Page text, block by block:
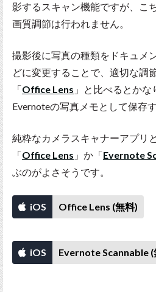
影するスキャン機能ですが、こ
画質調節は行われません。
撮影後に写真の種類をドキュメ
どに変更することで、適切な調
「Office Lens 」と比べるとか
Evernoteの写真メモとして保存
純粋なカメラスキャナーアプリ
「Office Lens 」か「Evernote
ぶのがよさそうです。
iOS Office Lens (無料)
iOS Evernote Scannable (